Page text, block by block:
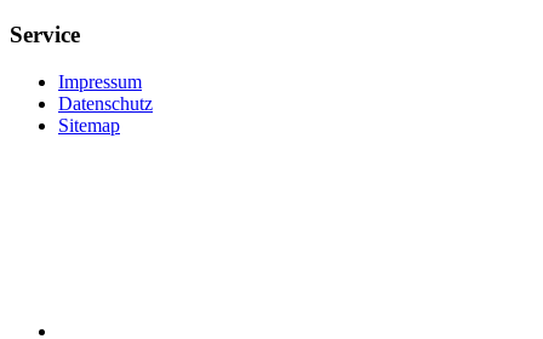
Service
Impressum
Datenschutz
Sitemap